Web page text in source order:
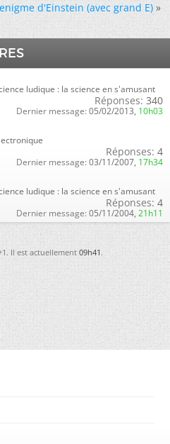
d'Einstein (avec grand E) »
ludique : la science en s'amusant
Réponses: 340
Dernier message: 05/02/2013, 10h03
Réponses: 4
Dernier message: 03/11/2007, 17h34
ludique : la science en s'amusant
Réponses: 4
Dernier message: 05/11/2004, 21h11
Il est actuellement09h41.